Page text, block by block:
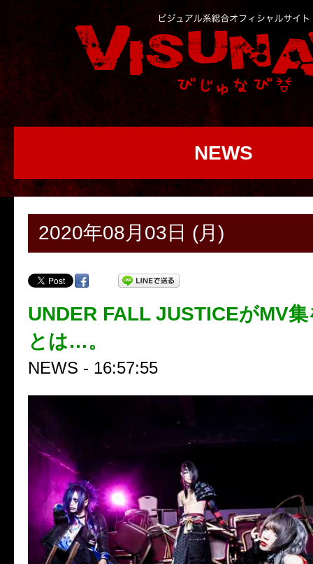
NEWS
2020年08月03日 (月)
UNDER FALL JUSTICEがMV
とは…。
NEWS - 16:57:55